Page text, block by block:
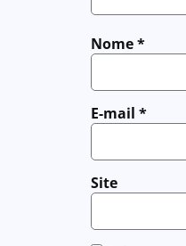
Nome*
E-mail *
Site